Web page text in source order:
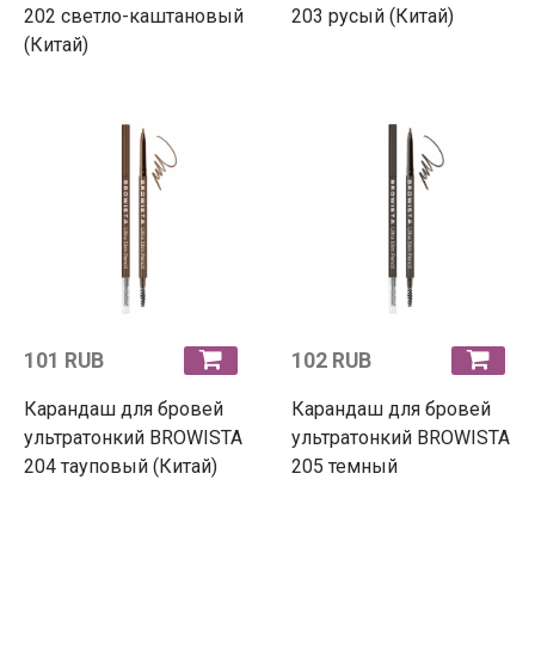
202 светло-каштановый
(Китай)
203 русый (Китай)
101 RUB
Карандаш для бровей
ультратонкий BROWISTA
204 тауповый (Китай)
102 RUB
Карандаш для бровей
ультратонкий BROWISTA
205 темный